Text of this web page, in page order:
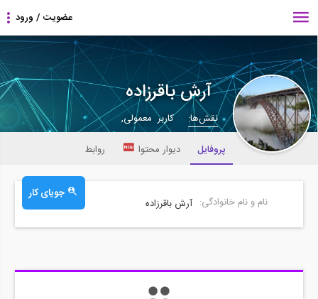
آرش باقرزاده
نقش‌ها:
کاربر معمولی,
پروفایل
دیوار محتوا روابط
جویای کار
نام و نام خانوادگی: آرش باقرزاده